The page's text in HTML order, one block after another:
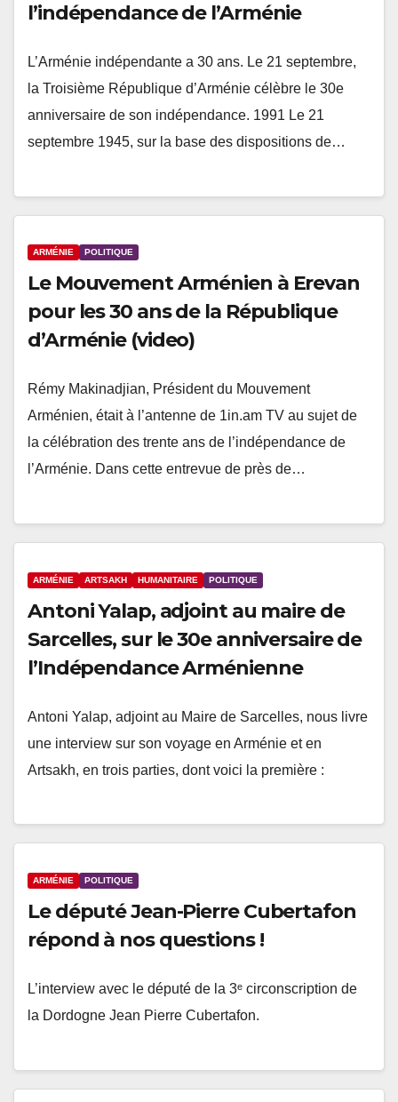
l’indépendance de l’Arménie
L’Arménie indépendante a 30 ans. Le 21 septembre,
la Troisième République d’Arménie célèbre le 30e
anniversaire de son indépendance. 1991 Le 21
septembre 1945, sur la base des dispositions de…
ARMÉNIE POLITIQUE
Le Mouvement Arménien à Erevan
pour les 30 ans de la République
d’Arménie (video)
Rémy Makinadjian, Président du Mouvement
Arménien, était à l’antenne de 1in.am TV au sujet de
la célébration des trente ans de l’indépendance de
l’Arménie. Dans cette entrevue de près de…
ARMÉNIE ARTSAKH HUMANITAIRE POLITIQUE
Antoni Yalap, adjoint au maire de
Sarcelles, sur le 30e anniversaire de
l’Indépendance Arménienne
Antoni Yalap, adjoint au Maire de Sarcelles, nous livre
une interview sur son voyage en Arménie et en
Artsakh, en trois parties, dont voici la première :
ARMÉNIE POLITIQUE
Le député Jean-Pierre Cubertafon
répond à nos questions !
L’interview avec le député de la 3ᵉ circonscription de
la Dordogne Jean Pierre Cubertafon.